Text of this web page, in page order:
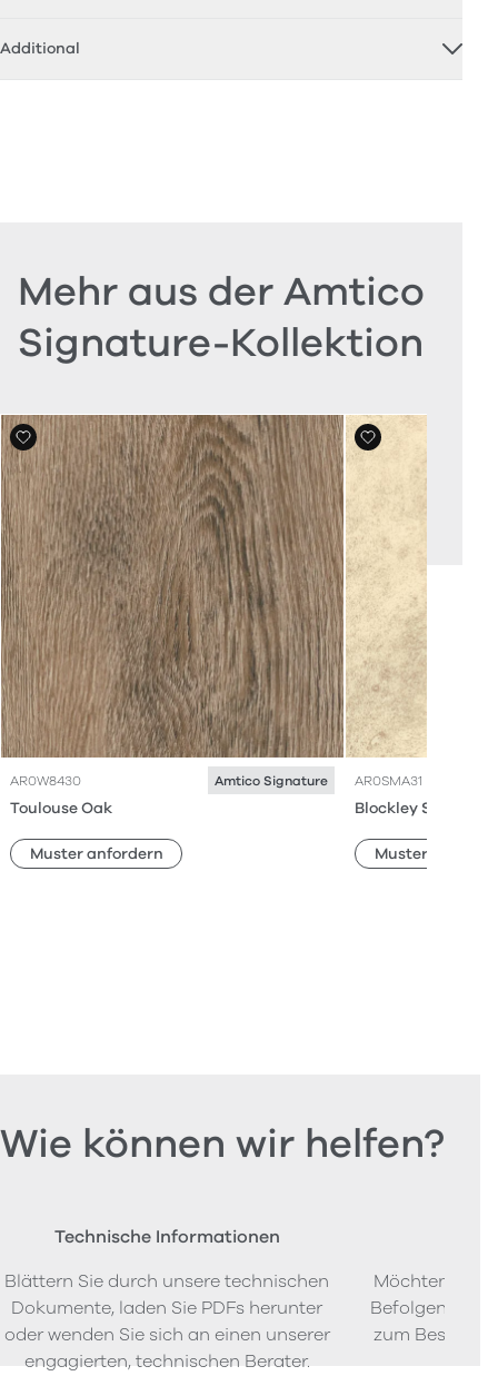
Additional
Mehr aus der Amtico
Signature-Kollektion
AR0W8430 Amtico Signature
Toulouse Oak
Muster anfordern
AR0SMA31
Blockley Stone
Muster
Wie können wir helfen?
Technische Informationen
Blättern Sie durch unsere technischen
Dokumente, laden Sie PDFs herunter
oder wenden Sie sich an einen unserer
engagierten, technischen Berater.
Möchten Sie
Befolgen Sie
zum